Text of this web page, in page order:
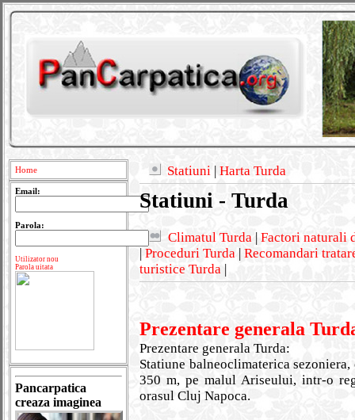
Home
Email:
Parola:
Utilizator nou
Parola uitata
Pancarpatica
creaza imaginea
Statiuni | Harta Turda
Statiuni - Turda
Climatul Turda | Factori naturali
|Proceduri Turda |Recomandari
turistice Turda |
Prezentare generala
Prezentare generala Turda:
Statiune balneoclimaterica
350 m, pe malul Ariseului, intr-o
orasul Cluj Napoca.